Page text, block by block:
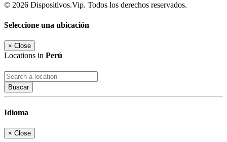
© 2026 Dispositivos.Vip. Todos los derechos reservados.
Seleccione una ubicación
× Close
Locations in Perú
Buscar
Idioma
× Close